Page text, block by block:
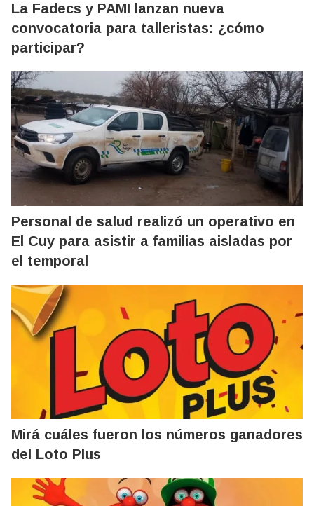
La Fadecs y PAMI lanzan nueva
convocatoria para talleristas: ¿cómo
participar?
Personal de salud realizó un operativo en
El Cuy para asistir a familias aisladas por
el temporal
Mirá cuáles fueron los números ganadores
del Loto Plus